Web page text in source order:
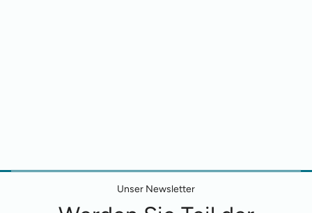
Unser Newsletter